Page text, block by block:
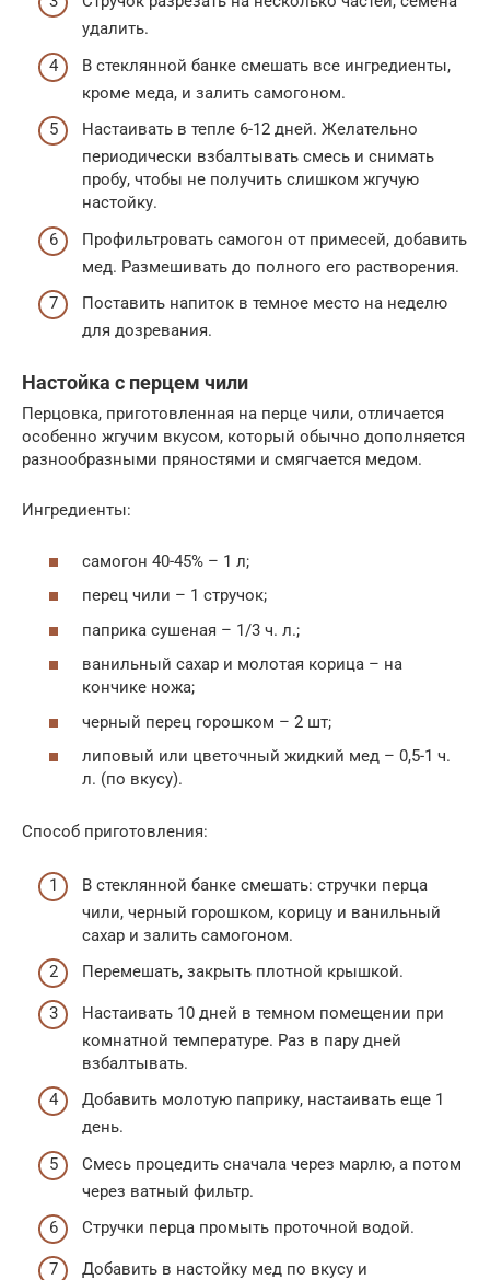
удалить.
В стеклянной банке смешать все ингредиенты,
кроме меда, и залить самогоном.
Настаивать в тепле 6-12 дней. Желательно
периодически взбалтывать смесь и снимать
пробу, чтобы не получить слишком жгучую
настойку.
Профильтровать самогон от примесей, добавить
мед. Размешивать до полного его растворения.
Поставить напиток в темное место на неделю
для дозревания.
Настойка с перцем чили
Перцовка, приготовленная на перце чили, отличается
особенно жгучим вкусом, который обычно дополняется
разнообразными пряностями и смягчается медом.
Ингредиенты:
самогон 40-45% – 1 л;
перец чили – 1 стручок;
паприка сушеная – 1/3 ч. л.;
ванильный сахар и молотая корица – на
кончике ножа;
черный перец горошком – 2 шт;
липовый или цветочный жидкий мед – 0,5-1 ч.
л. (по вкусу).
Способ приготовления:
В стеклянной банке смешать: стручки перца
чили, черный горошком, корицу и ванильный
сахар и залить самогоном.
Перемешать, закрыть плотной крышкой.
Настаивать 10 дней в темном помещении при
комнатной температуре. Раз в пару дней
взбалтывать.
Добавить молотую паприку, настаивать еще 1
день.
Смесь процедить сначала через марлю, а потом
через ватный фильтр.
Стручки перца промыть проточной водой.
Добавить в настойку мед по вкусу и